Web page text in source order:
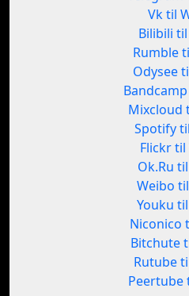
Vk til
Bilibili til
Rumble
Odysee
Mixcloud
Spotify
Flickr til
Ok.Ru
Weibo til
Youku til
Niconico
Bitchute
Rutube
Peertube